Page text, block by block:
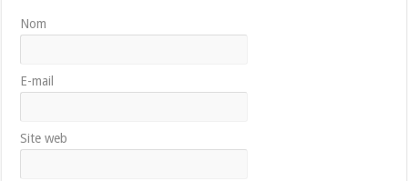
Nom
E-mail
Site web